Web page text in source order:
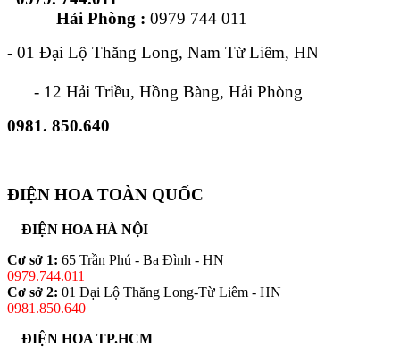
Hải Phòng : 0979 744 011
- 01 Đại Lộ Thăng Long, Nam Từ Liêm, HN
- 12 Hải Triều, Hồng Bàng, Hải Phòng
0981. 850.640
ĐIỆN HOA TOÀN QUỐC
ĐIỆN HOA HÀ NỘI
Cơ sở 1: 65 Trần Phú - Ba Đình - HN
0979.744.011
Cơ sở 2: 01 Đại Lộ Thăng Long-Từ Liêm - HN
0981.850.640
ĐIỆN HOA TP.HCM